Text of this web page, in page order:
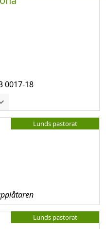
0017-18
Lunds pastorat
Lunds pastorat